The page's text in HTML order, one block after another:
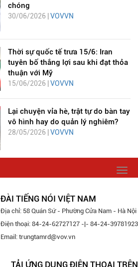
chóng
30/06/2026 | VOVVN
Thời sự quốc tế trưa 15/6: Iran
tuyên bố thắng lợi sau khi đạt thỏa
thuận với Mỹ
15/06/2026 | VOVVN
Lại chuyện vỉa hè, trật tự do bàn tay
vô hình hay do quản lý nghiêm?
28/05/2026 | VOVVN
ĐÀI TIẾNG NÓI VIỆT NAM
Địa chỉ: 58 Quán Sứ - Phường Cửa Nam - Hà Nội
Điện thoại: 84-24-62727127 -|- 84-24-39781923
Email: trungtamrd@vov.vn
TẢI ỨNG DỤNG ĐIỆN THOẠI TRÊN